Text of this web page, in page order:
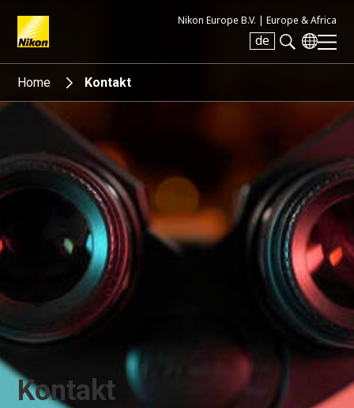
Nikon Europe B.V. | Europe & Africa
de
Search keyword(s)
Home Kontakt
Kontakt